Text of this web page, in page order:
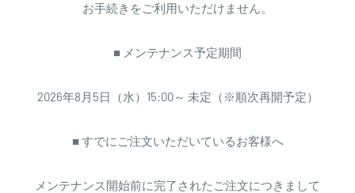
お手続きをご利用いただけません。
■ メンテナンス予定期間
2026年8月5日（水）15:00～ 未定（※順次再開予定）
■ すでにご注文いただいているお客様へ
メンテナンス開始前に完了されたご注文につきまして